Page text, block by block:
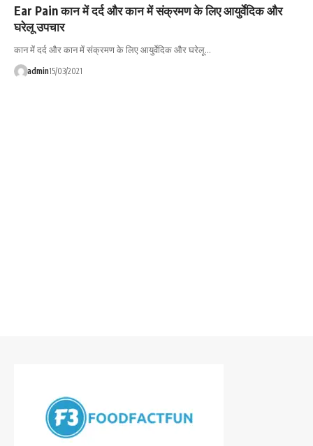
Ear Pain कान में दर्द और कान में संक्रमण के लिए आयुर्वेदिक और
घरेलू उपचार
कान में दर्द और कान में संक्रमण के लिए आयुर्वेदिक और घरेलू…
admin15/03/2021